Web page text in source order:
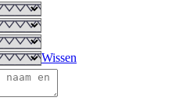
Wissen